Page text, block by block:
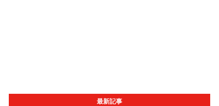
最新記事